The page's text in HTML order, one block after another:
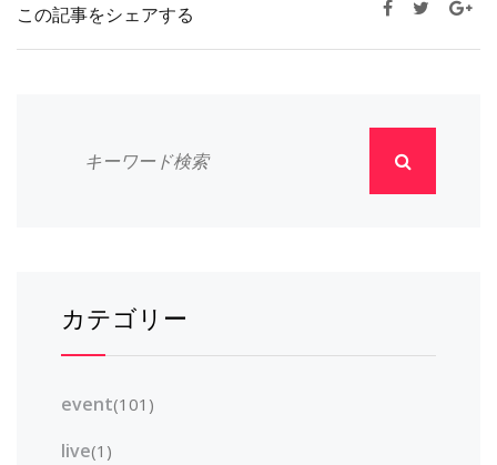
この記事をシェアする
カテゴリー
event(101)
live(1)